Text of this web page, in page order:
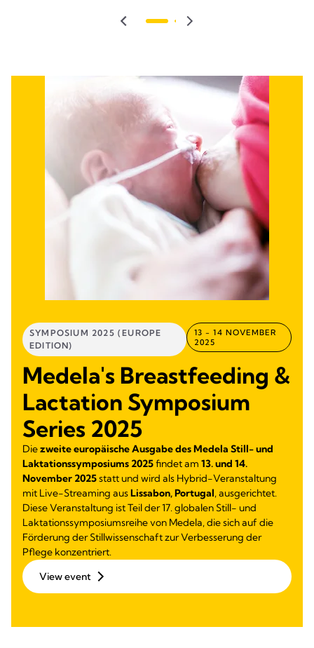
SYMPOSIUM 2025 (EUROPE
EDITION)
13 - 14 NOVEMBER
2025
Medela's Breastfeeding &
Lactation Symposium
Series 2025
Diezweite europäische Ausgabe des Medela Still- und
Laktationssymposiums 2025findet am 13. und 14.
November 2025statt und wird als Hybrid-Veranstaltung
mit Live-Streaming ausLissabon, Portugal, ausgerichtet.
Diese Veranstaltung ist Teil der 17. globalen Still- und
Laktationssymposiumsreihe von Medela, die sich auf die
Förderung der Stillwissenschaft zur Verbesserung der
Pflege konzentriert.
View event